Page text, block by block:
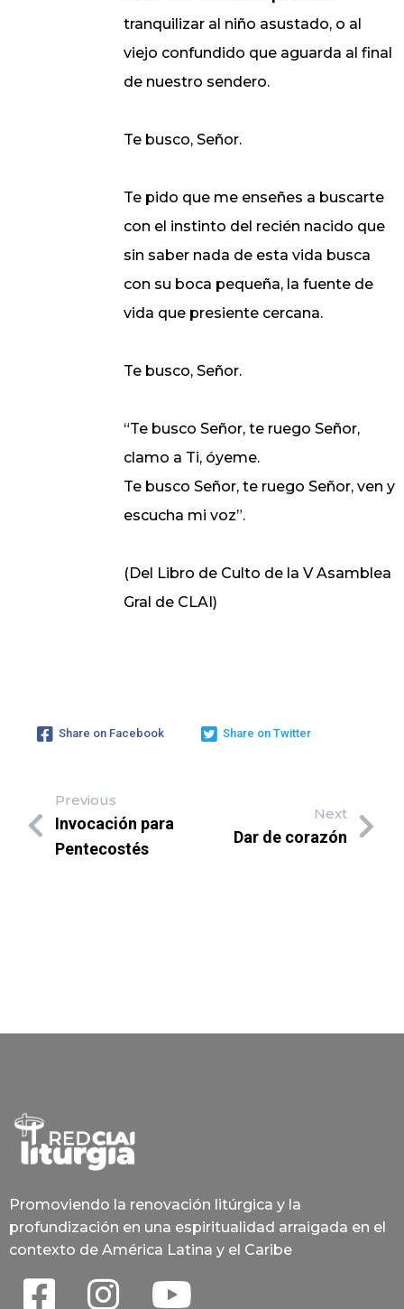
tranquilizar al niño asustado, o al
viejo confundido que aguarda al final
de nuestro sendero.
Te busco, Señor.
Te pido que me enseñes a buscarte
con el instinto del recién nacido que
sin saber nada de esta vida busca
con su boca pequeña, la fuente de
vida que presiente cercana.
Te busco, Señor.
“Te busco Señor, te ruego Señor,
clamo a Ti, óyeme.
Te busco Señor, te ruego Señor, ven y
escucha mi voz”.
(Del Libro de Culto de la V Asamblea
Gral de CLAI)
Share on Facebook Share on Twitter
Previous
Invocación para
Pentecostés
Next
Dar de corazón
Promoviendo la renovación litúrgica y la
profundización en una espiritualidad arraigada en el
contexto de América Latina y el Caribe